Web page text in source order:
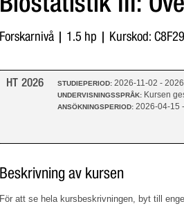
Forskarnivå | 1.5 hp | Kurskod:
HT 2026 STUDIEPERIOD:2026-11-02 -
UNDERVISNINGSSPRÅK: Kursen
ANSÖKNINGSPERIOD:2026-04-15
Beskrivning av kursen
För att se hela kursbeskrivningen, byt till